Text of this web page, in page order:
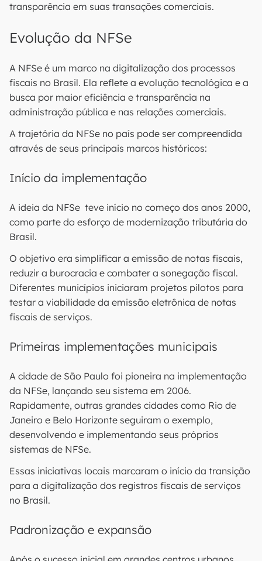
transparência em suas transações comerciais.
Evolução da NFSe
A NFSe é um marco na digitalização dos processos
fiscais no Brasil. Ela reflete a evolução tecnológica e a
busca por maior eficiência e transparência na
administração pública e nas relações comerciais.
A trajetória da NFSe no país pode ser compreendida
através de seus principais marcos históricos:
Início da implementação
A ideia da NFSe teve início no começo dos anos 2000,
como parte do esforço de modernização tributária do
Brasil.
O objetivo era simplificar a emissão de notas fiscais,
reduzir a burocracia e combater a sonegação fiscal.
Diferentes municípios iniciaram projetos pilotos para
testar a viabilidade da emissão eletrônica de notas
fiscais de serviços.
Primeiras implementações municipais
A cidade de São Paulo foi pioneira na implementação
da NFSe, lançando seu sistema em 2006.
Rapidamente, outras grandes cidades como Rio de
Janeiro e Belo Horizonte seguiram o exemplo,
desenvolvendo e implementando seus próprios
sistemas de NFSe.
Essas iniciativas locais marcaram o início da transição
para a digitalização dos registros fiscais de serviços
no Brasil.
Padronização e expansão